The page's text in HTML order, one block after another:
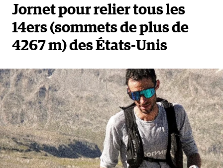
Jornet pour relier tous les
14ers (sommets de plus de
4267 m) des États-Unis